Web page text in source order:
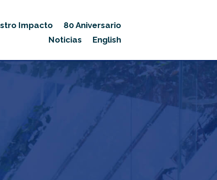
Impacto
80 Aniversario
Noticias
English